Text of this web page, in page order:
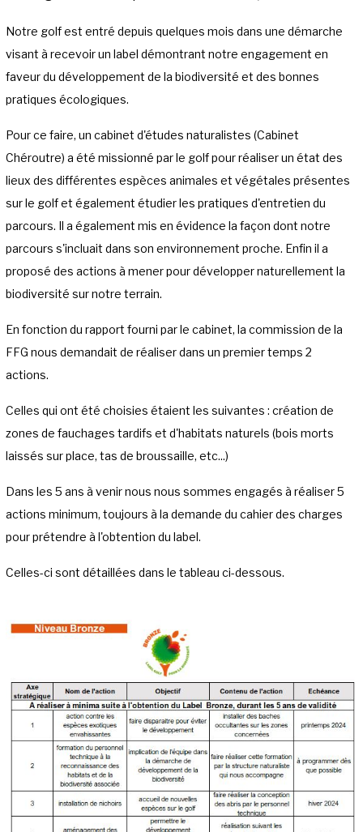
Notre golf est entré depuis quelques mois dans une démarche
visant à recevoir un label démontrant notre engagement en
faveur du développement de la biodiversité et des bonnes
pratiques écologiques.
Pour ce faire, un cabinet d'études naturalistes (Cabinet
Chéroutre) a été missionné par le golf pour réaliser un état des
lieux des différentes espèces animales et végétales présentes
sur le golf et également étudier les pratiques d'entretien du
parcours. Il a également mis en évidence la façon dont notre
parcours s'incluait dans son environnement proche. Enfin il a
proposé des actions à mener pour développer naturellement la
biodiversité sur notre terrain.
En fonction du rapport fourni par le cabinet, la commission de la
FFG nous demandait de réaliser dans un premier temps 2
actions.
Celles qui ont été choisies étaient les suivantes : création de
zones de fauchages tardifs et d'habitats naturels (bois morts
laissés sur place, tas de broussaille, etc...)
Dans les 5 ans à venir nous nous sommes engagés à réaliser 5
actions minimum, toujours à la demande du cahier des charges
pour prétendre à l'obtention du label.
Celles-ci sont détaillées dans le tableau ci-dessous.